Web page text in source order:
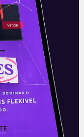
seguem
criado
gastos